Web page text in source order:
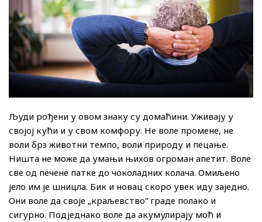
Људи рођени у овом знаку су домаћини. Уживају у
својој кући и у свом комфору. Не воле промене, не
воли брз животни темпо, воли природу и пецање.
Ништа не може да умањи њихов огроман апетит. Воле
све од печене патке до чоколадних колача. Омиљено
јело им је шницла. Бик и новац скоро увек иду заједно.
Они воле да своје „краљевство“ граде полако и
сигурно. Подједнако воле да акумулирају моћ и